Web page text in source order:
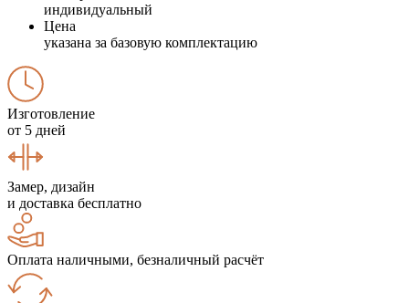
индивидуальный
Цена
указана за базовую комплектацию
Изготовление
от 5 дней
Замер, дизайн
и доставка бесплатно
Оплата наличными, безналичный расчёт